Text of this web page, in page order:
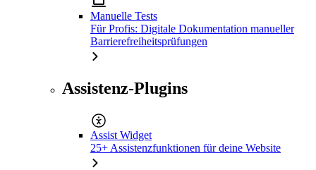
Manuelle Tests
Für Profis: Digitale Dokumentation manueller
Barrierefreiheitsprüfungen
Assistenz-Plugins
Assist Widget
25+ Assistenzfunktionen für deine Website